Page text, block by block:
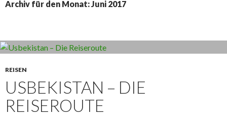
Archiv für den Monat: Juni 2017
REISEN
USBEKISTAN – DIE
REISEROUTE